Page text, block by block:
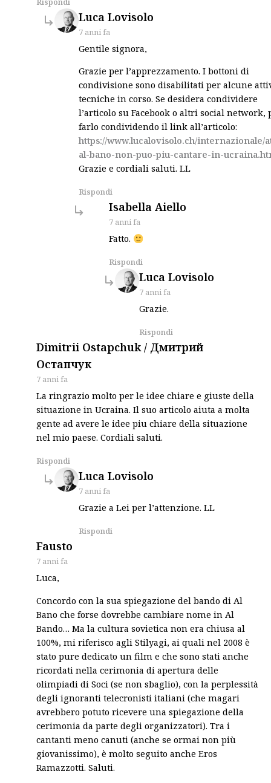
Luca Lovisolo
7 anni fa
Gentile signora,
Grazie per l’apprezzamento. I bottoni di
condivisione sono disabilitati per alcune
tecniche in corso. Se desidera condividere
l’articolo su Facebook o altri social network,
farlo condividendo il link all’articolo:
https://www.lucalovisolo.ch/internazionale/
al-bano-non-puo-piu-cantare-in-
Grazie e cordiali saluti. LL
Rispondi
Isabella Aiello
7 anni fa
Fatto.
Rispondi
Luca Lovisolo
7 anni fa
Grazie.
Rispondi
Dimitrii Ostapchuk / Дмитрий
Остапчукsays:
7 anni fa
La ringrazio molto per le idee chiare e giuste della
situazione in Ucraina. Il suo articolo aiuta a molta
gente ad avere le idee piu chiare della situazione
nel mio paese. Cordiali saluti.
Rispondi
Luca Lovisolo
7 anni fa
Grazie a Lei per l’attenzione. LL
Rispondi
Fausto
7 anni fa
Luca,
Concordo con la sua spiegazione del bando di Al
Bano che forse dovrebbe cambiare nome in Al
Bando… Ma la cultura sovietica non era chiusa al
100%, mi riferisco agli Stilyagi, ai quali nel 2008 è
stato pure dedicato un film e che sono stati anche
ricordati nella cerimonia di apertura delle
olimpiadi di Soci (se non sbaglio), con la perplessità
degli ignoranti telecronisti italiani (che magari
avrebbero potuto ricevere una spiegazione della
cerimonia da parte degli organizzatori). Tra i
cantanti meno canuti (anche se ormai non più
giovanissimo), è molto seguito anche Eros
Ramazzotti. Saluti.